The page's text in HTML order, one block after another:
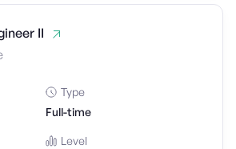
II
Type
Full-time
Level